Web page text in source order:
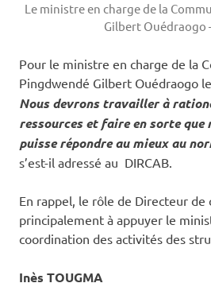
Le ministre en charge de la
Gilbert Ouédraogo
Pour le ministre en charge de la
Pingdwendé Gilbert Ouédraogo
Nous devrons travailler à
ressources et faire en sorte
puisse répondre au mieux au
s’est-il adressé au DIRCAB.
En rappel, le rôle de Directeur de
principalement à appuyer le
coordination des activités des
Inès TOUGMA